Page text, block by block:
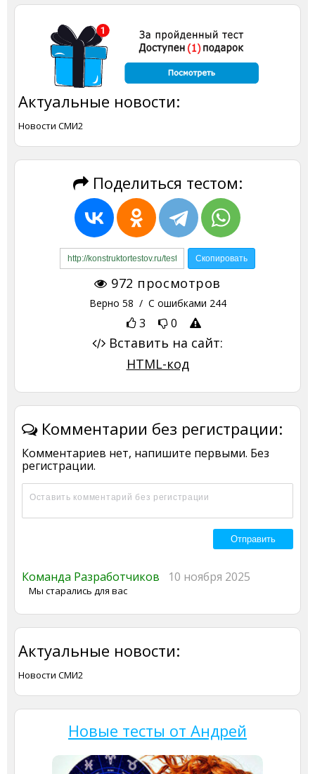
Актуальные новости:
Новости СМИ2
Поделиться тестом:
972 просмотров
Верно 58 / С ошибками 244
3 0
Вставить на сайт:
HTML-код
Комментарии без регистрации:
Комментариев нет, напишите первыми. Без
регистрации.
Команда Разработчиков 10 ноября 2025
Мы старались для вас
Актуальные новости:
Новости СМИ2
Новые тесты от Андрей